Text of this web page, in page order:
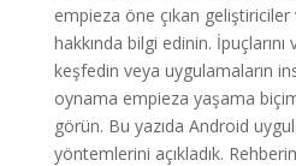
empieza öne çıkan geliştiriciler
hakkında bilgi edinin. İpuçlarını
keşfedin veya uygulamaların
oynama empieza yaşama
görün. Bu yazıda Android
yöntemlerini açıkladık.